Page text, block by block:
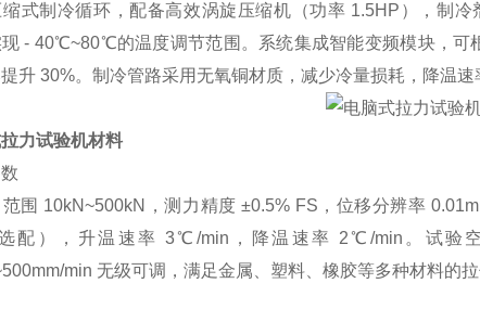
式制冷循环，配备高效涡旋压缩机（功率 1.5HP），制
- 40℃~80℃的温度调节范围。系统集成智能变频模块，
升 30%。制冷管路采用无氧铜材质，减少冷量损耗，降温
力试验机材料
围 10kN~500kN，测力精度 ±0.5% FS，位移分辨率
配），升温速率 3℃/min，降温速率 2℃/min。试验
min 无级可调，满足金属、塑料、橡胶等多种材料的拉